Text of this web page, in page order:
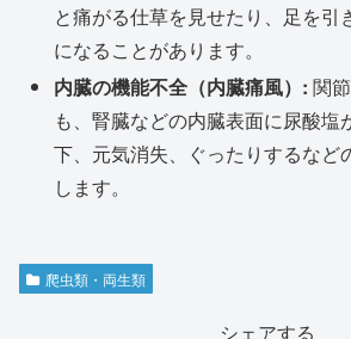
と痛がる仕草を見せたり、足を引
になることがあります。
内臓の機能不全（内臓痛風）: 関
も、腎臓などの内臓表面に尿酸塩
下、元気消失、ぐったりするなど
します。
爬虫類・両生類
シェアする